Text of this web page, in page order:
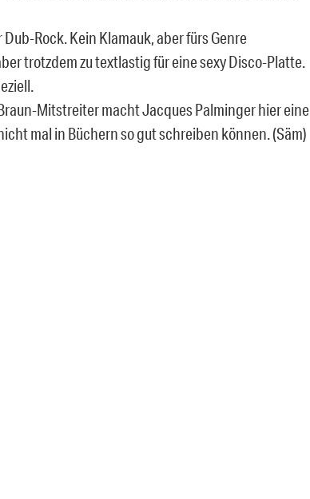
Rock. Kein Klamauk, aber fürs Genre
trotzdem zu textlastig für eine sexy Disco-Platte.
Mitstreiter macht Jacques Palminger hier eine
mal in Büchern so gut schreiben können. (Säm)